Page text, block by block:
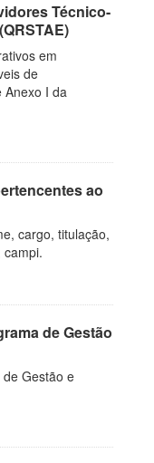
Técnico-
em
de
Anexo I da
ao
cargo, titulação,
de Gestão
Gestão e